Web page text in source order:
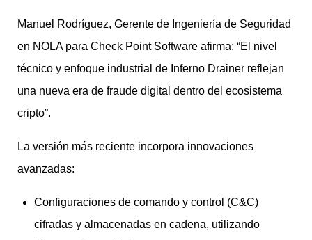
Manuel Rodríguez, Gerente de Ingeniería de Seguridad
en NOLA para Check Point Software afirma: “El nivel
técnico y enfoque industrial de Inferno Drainer reflejan
una nueva era de fraude digital dentro del ecosistema
cripto”.
La versión más reciente incorpora innovaciones
avanzadas:
Configuraciones de comando y control (C&C)
cifradas y almacenadas en cadena, utilizando